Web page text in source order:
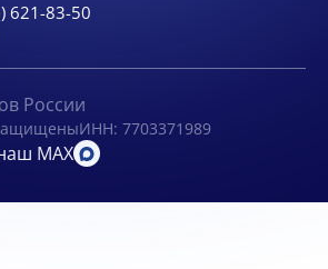
621-83-50
России
ИНН: 7703371989
MAX